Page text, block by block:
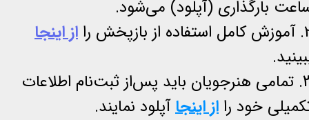
بارگذاری (آپلود) می‌شود.
از بازپخش
را از اینجا
بینید.
3. تمامی هنرجویان باید پس‌از ثبت‌نام اطلاعات
خود را از اینجاآپلود نمایند.